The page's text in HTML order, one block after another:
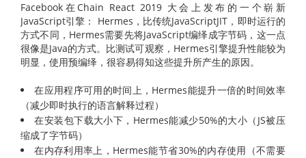
Facebook在Chain React 2019 大会上发布的一个崭新
JavaScript引擎： Hermes，比传统JavaScriptJIT，即时运行的
方式不同，Hermes需要先将JavaScript编绎成字节码，这一点
很像是Java的方式。比测试可观察，Hermes引擎提升性能较为
明显，使用预编绎，很容易得知这些提升所产生的原因。
在应用程序可用的时间上，Hermes能提升一倍的时间效率
（减少即时执行的语言解释过程）
在安装包下载大小下，Hermes能减少50%的大小（JS被压
缩成了字节码）
在内存利用率上，Hermes能节省30%的内存使用（不需要